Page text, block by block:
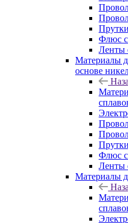
Флюс
Ленты
Материалы
основе
Флюс
Ленты
Материалы